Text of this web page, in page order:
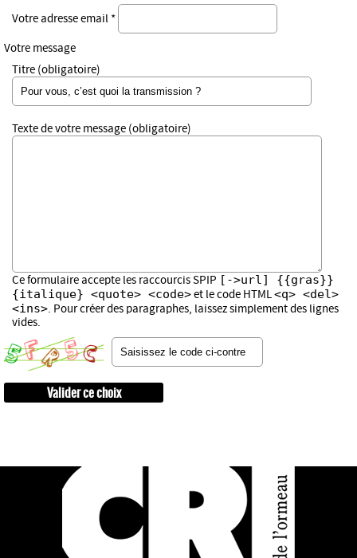
Votre adresse email *
Votre message
Titre (obligatoire)
Texte de votre message (obligatoire)
Ce formulaire accepte les raccourcis SPIP [->url] {{gras}}
{italique} <quote> <code>et le code HTML<q> <del>
<ins>. Pour créer des paragraphes, laissez simplement des lignes
vides.